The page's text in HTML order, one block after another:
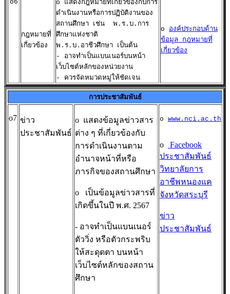
o6
กฎหมายที่
เกี่ยวข้อง
o แสดงกฎหมายที่เกี่ยวข้องกับการ
ดำเนินงานหรือการปฏิบัติงานของ
สถานศึกษา เช่น พ.ร.บ.การ
ศึกษาแห่งชาติ
พ.ร.บ.อาชีวศึกษา เป็นต้น
- อาจทำเป็นแบนเนอร์บนหน้า
เว็บไซต์หลักของหน่วยงาน
- ควรจัดหมวดหมู่ให้ชัดเจน
o องค์ประกอบด้าน
ข้อมูล กฎหมายที่
เกี่ยวข้อง
การประชาสัมพันธ์
o7 ข่าว
ประชาสัมพันธ์
o แสดงข้อมูลข่าวสาร
ต่าง ๆ ที่เกี่ยวข้องกับ
การดำเนินงานตาม
อำนาจหน้าที่หรือ
ภารกิจของสถานศึกษา
o เป็นข้อมูลข่าวสารที่
เกิดขึ้นในปี พ.ศ. 2567
- อาจทำเป็นแบนเนอร์
ตัววิ่ง หรือตัวกระพริบ
ให้สะดุดตา บนหน้า
เว็บไซต์หลักของสถาน
ศึกษา
o www.nci.ac.th
o
Facebook
ประชาสัมพันธ์
วิทยาลัยการ
อาชีพหนองแค
จังหวัดสระบุรี
ข่าว
ประชาสัมพันธ์